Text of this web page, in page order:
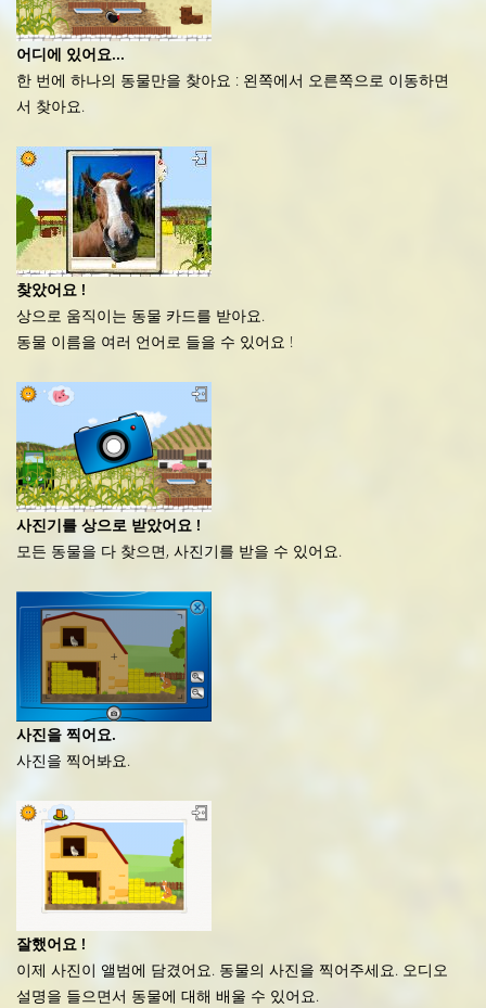
어디에 있어요...
한 번에 하나의 동물만을 찾아요 : 왼쪽에서 오른쪽으로 이동하면
서 찾아요.
찾았어요 !
상으로 움직이는 동물 카드를 받아요.
동물 이름을 여러 언어로 들을 수 있어요 !
사진기를 상으로 받았어요 !
모든 동물을 다 찾으면, 사진기를 받을 수 있어요.
사진을 찍어요.
사진을 찍어봐요.
잘했어요 !
이제 사진이 앨범에 담겼어요. 동물의 사진을 찍어주세요. 오디오
설명을 들으면서 동물에 대해 배울 수 있어요.